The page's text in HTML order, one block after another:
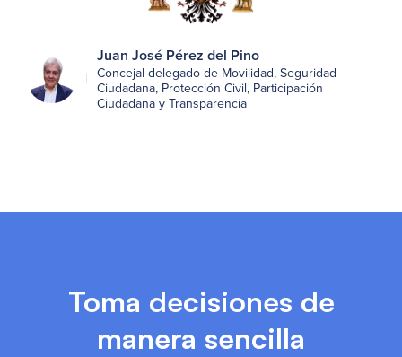
Juan José Pérez del Pino
Concejal delegado de Movilidad, Seguridad
Ciudadana, Protección Civil, Participación
Ciudadana y Transparencia
Toma decisiones de
manera sencilla